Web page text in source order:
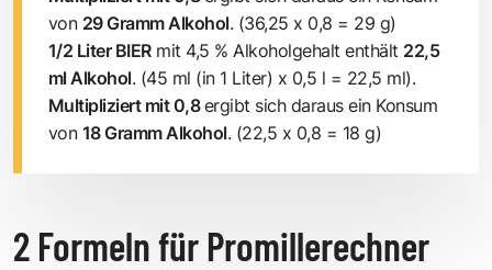
von 29 Gramm Alkohol. (36,25 x 0,8 = 29 g)
1/2 Liter BIER mit 4,5 % Alkoholgehalt enthält 22,5
ml Alkohol. (45 ml (in 1 Liter) x 0,5 l = 22,5 ml).
Multipliziert mit 0,8ergibt sich daraus ein Konsum
von 18 Gramm Alkohol. (22,5 x 0,8 = 18 g)
2 Formeln für Promillerechner